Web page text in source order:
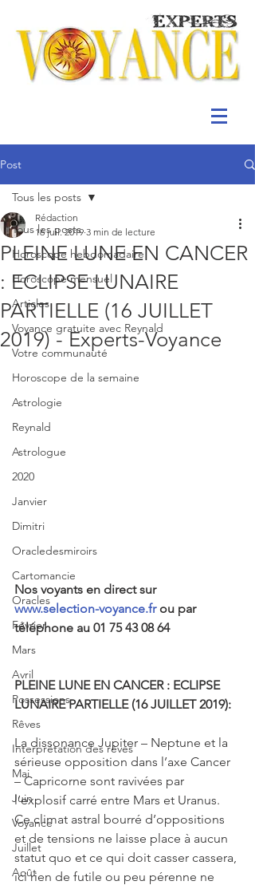
Post
Tous les posts
Horoscope hebdomadaire
Horoscope mensuel
Articles
Voyance gratuite avec Reynald
Votre communauté
Horoscope de la semaine
Astrologie
Reynald
Astrologue
2020
Janvier
Dimitri
Oracledesmiroirs
Cartomancie
Oracles
Février
Mars
Avril
Possessions
Rêves
Interprétation des rêves
Mai
Juin
Voyance
Juillet
Août
Tous les posts
PLEINE LUNE EN CANCER
: ECLIPSE LUNAIRE
PARTIELLE (16 JUILLET
2019) - Experts-Voyance
Rédaction
16 juil. 2019 3 min de lecture
Nos voyants en direct sur
www.selection-voyance.fr ou par
téléphone au 01 75 43 08 64
PLEINE LUNE EN CANCER : ECLIPSE
LUNAIRE PARTIELLE (16 JUILLET 2019):
La dissonance Jupiter – Neptune et la
sérieuse opposition dans l’axe Cancer
– Capricorne sont ravivées par
l’explosif carré entre Mars et Uranus.
Ce climat astral bourré d’oppositions
et de tensions ne laisse place à aucun
statut quo et ce qui doit casser cassera,
ici rien de futile ou peu pérenne ne